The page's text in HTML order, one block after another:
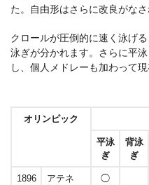
た。自由形はさらに改良がな
クロールが圧倒的に速く泳げ
泳ぎが分かれます。さらに平
し、個人メドレーも加わって
オリンピック
平泳
ぎ
背泳
ぎ
1896
アテネ ◯